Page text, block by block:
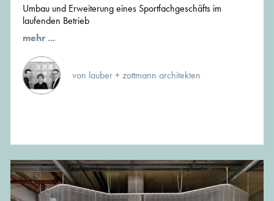
Umbau und Erweiterung eines Sportfachgeschäfts im
laufenden Betrieb
mehr ...
von lauber + zottmann architekten